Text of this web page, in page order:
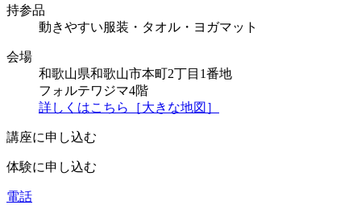
持参品
動きやすい服装・タオル・ヨガマット
会場
和歌山県和歌山市本町2丁目1番地
フォルテワジマ4階
詳しくはこちら［大きな地図］
講座に申し込む
体験に申し込む
電話